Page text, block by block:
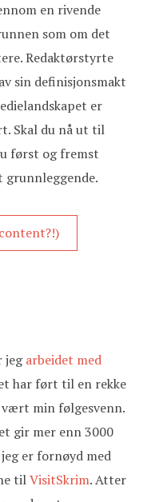
en rivende
som om det
Redaktørstyrte
sin definisjonsmakt
er
Skal du nå ut til
først og fremst
grunnleggende.
jegarbeidet med
har ført til en rekke
vært min følgesvenn.
gir mer enn 3000
er fornøyd med
tilVisitSkrim. Atter